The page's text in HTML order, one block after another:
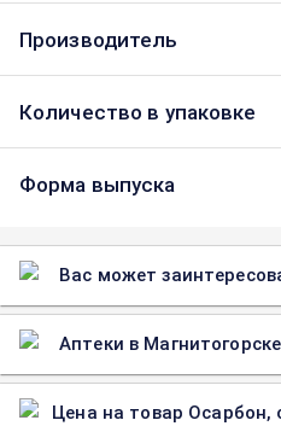
Производитель
Количество в упаковке
Форма выпуска
Вас может
Аптеки в Магнитогорске
Цена на товар Осарбон,